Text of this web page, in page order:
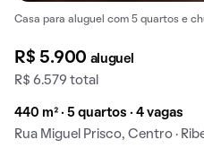
Casa para aluguel com 5 quartos e
R$ 5.900 aluguel
R$ 6.579 total
440 m² · 5 quartos · 4 vagas
Rua Miguel Prisco, Centro ·